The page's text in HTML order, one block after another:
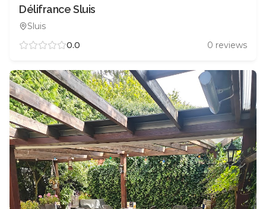
Délifrance Sluis
Sluis
0.0
0 reviews